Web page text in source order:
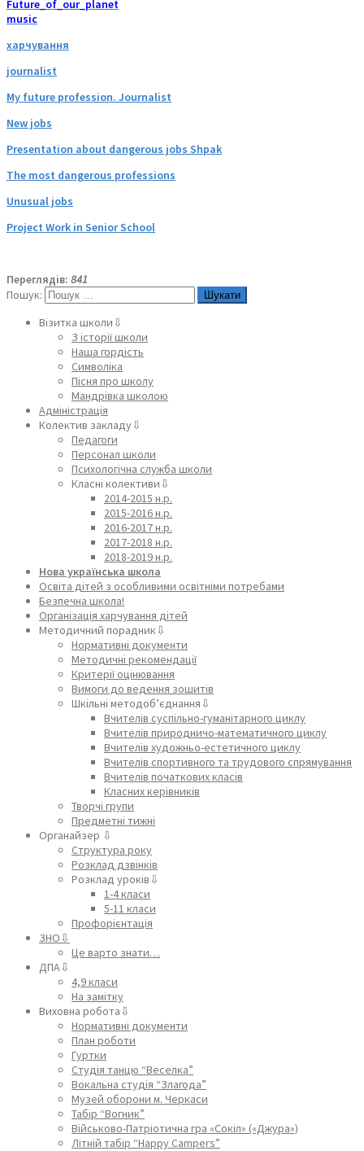
Future_of_our_planet
music
харчування
journalist
My future profession. Journalist
New jobs
Presentation about dangerous jobs Shpak
The most dangerous professions
Unusual jobs
Project Work in Senior School
Переглядів: 841
Пошук:
Візитка школи⇩
З історії школи
Наша гордість
Символіка
Пісня про школу
Мандрівка школою
Адміністрація
Колектив закладу⇩
Педагоги
Персонал школи
Психологічна служба школи
Класні колективи⇩
2014-2015 н.р.
2015-2016 н.р.
2016-2017 н.р.
2017-2018 н.р.
2018-2019 н.р.
Нова українська школа
Освіта дітей з особливими освітніми потребами
Безпечна школа!
Організація харчування дітей
Методичний порадник⇩
Нормативні документи
Методичні рекомендації
Критерії оцінювання
Вимоги до ведення зошитів
Шкільні методоб’єднання⇩
Вчителів суспільно-гуманітарного циклу
Вчителів природничо-математичного циклу
Вчителів художньо-естетичного циклу
Вчителів спортивного та трудового спрямування
Вчителів початкових класів
Класних керівників
Творчі групи
Предметні тижні
Органайзер ⇩
Структура року
Розклад дзвінків
Розклад уроків⇩
1-4 класи
5-11 класи
Профорієнтація
ЗНО⇩
Це варто знати…
ДПА⇩
4,9 класи
На замітку
Виховна робота⇩
Нормативні документи
План роботи
Гуртки
Студія танцю “Веселка”
Вокальна студія “Злагода”
Музей оборони м. Черкаси
Табір “Вогник”
Військово-Патріотична гра «Сокіл» («Джура»)
Літній табір “Happy Campers”